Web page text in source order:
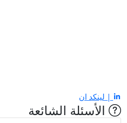
| لينكد ان
الأسئلة الشائعة